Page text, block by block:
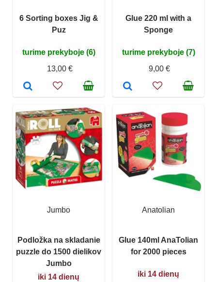
6 Sorting boxes Jig &
Puz
turime prekyboje (6)
13,00 €
Glue 220 ml with a
Sponge
turime prekyboje (7)
9,00 €
Jumbo
Podložka na skladanie
puzzle do 1500 dielikov
Jumbo
iki 14 dienų
Anatolian
Glue 140ml AnaTolian
for 2000 pieces
iki 14 dienų